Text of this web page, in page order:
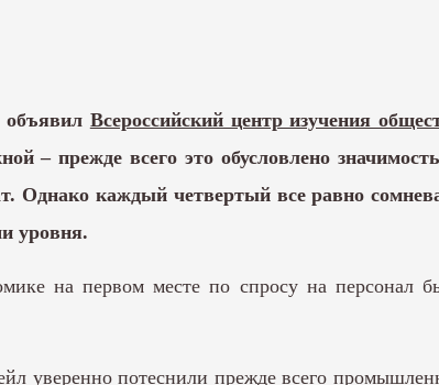
Всероссийский центр изучения
прежде всего это обусловлено
Однако каждый четвертый все равно
уровня.
на первом месте по спросу на персонал
уверенно потеснили прежде всего